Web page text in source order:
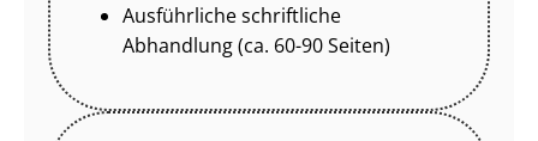
Ausführliche schriftliche
Abhandlung (ca. 60-90 Seiten)